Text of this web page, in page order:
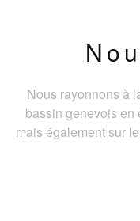
Nous rayonnons à
bassin genevois en
mais également sur